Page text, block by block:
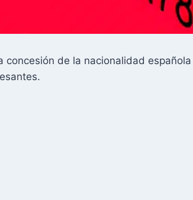
concesión de la nacionalidad española